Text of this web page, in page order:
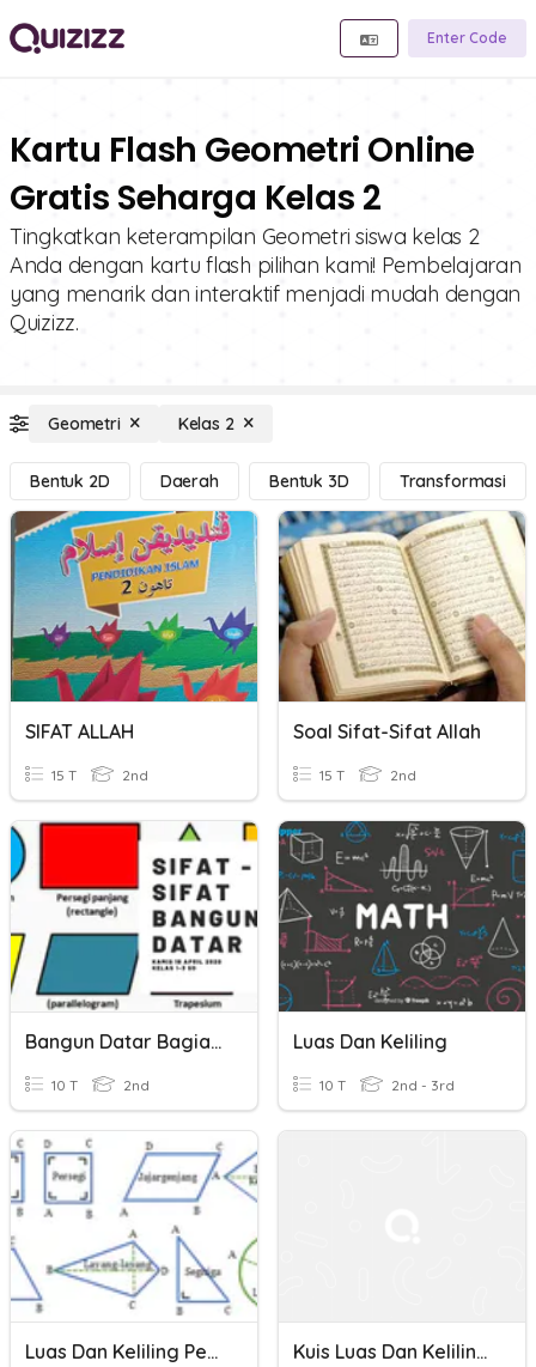
Enter Code
Kartu Flash Geometri Online
Gratis Seharga Kelas 2
Tingkatkan keterampilan Geometri siswa kelas 2
Anda dengan kartu flash pilihan kami! Pembelajaran
yang menarik dan interaktif menjadi mudah dengan
Quizizz.
Geometri Kelas 2
Bentuk 2D Daerah Bentuk 3D Transformasi
SIFAT ALLAH
15 T 2nd
Soal Sifat-Sifat Allah
15 T 2nd
Bangun Datar Bagian 3 (sifat-Sifat Bangun Datar)
10 T 2nd
Luas Dan Keliling
10 T 2nd - 3rd
Luas Dan Keliling Persegi Dan Persegi Panjang Kelas 4 Kuis Luas Dan Keliling Persegi